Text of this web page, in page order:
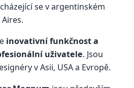
se v argentinském
inovativní funkčnost a
uživatele. Jsou
v Asii, USA a Evropě.